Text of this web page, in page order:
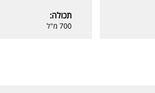
תכולה:
700 מ"ל